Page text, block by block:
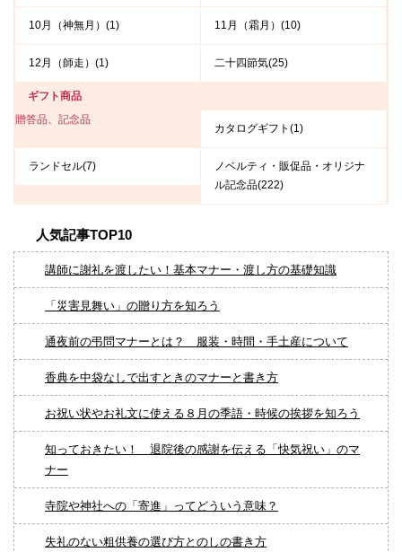
10月（神無月）(1) 11月（霜月）(10)
12月（師走）(1) 二十四節気(25)
ギフト商品
贈答品、記念品
カタログギフト(1)
ランドセル(7)
ノベルティ・販促品・オリジナ
ル記念品(222)
人気記事TOP10
講師に謝礼を渡したい！基本マナー・渡し方の基礎知識
「災害見舞い」の贈り方を知ろう
通夜前の弔問マナーとは？ 服装・時間・手土産について
香典を中袋なしで出すときのマナーと書き方
お祝い状やお礼文に使える８月の季語・時候の挨拶を知ろう
知っておきたい！ 退院後の感謝を伝える「快気祝い」のマ
ナー
寺院や神社への「寄進」ってどういう意味？
失礼のない粗供養の選び方とのしの書き方